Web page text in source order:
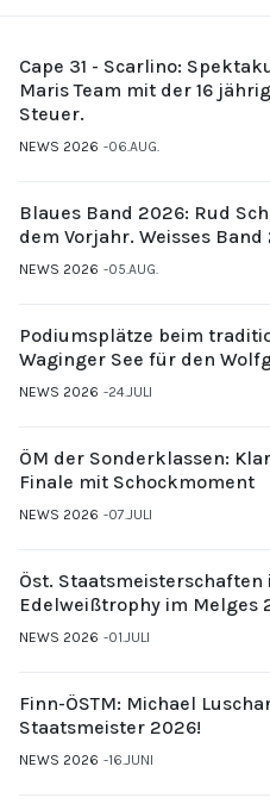
Cape 31 - Scarlino:
Maris Team mit der 16
Steuer.
NEWS 2026 06.AUG.
Blaues Band 2026: Rud
dem Vorjahr. Weisses
NEWS 2026 05.AUG.
Podiumsplätze beim
Waginger See für den
NEWS 2026 24.JULI
ÖM der Sonderklassen:
Finale mit Schockmoment
NEWS 2026 07.JULI
Öst.
Edelweißtrophy im Melges
NEWS 2026 01.JULI
Finn-ÖSTM: Michael
Staatsmeister 2026!
NEWS 2026 16.JUNI